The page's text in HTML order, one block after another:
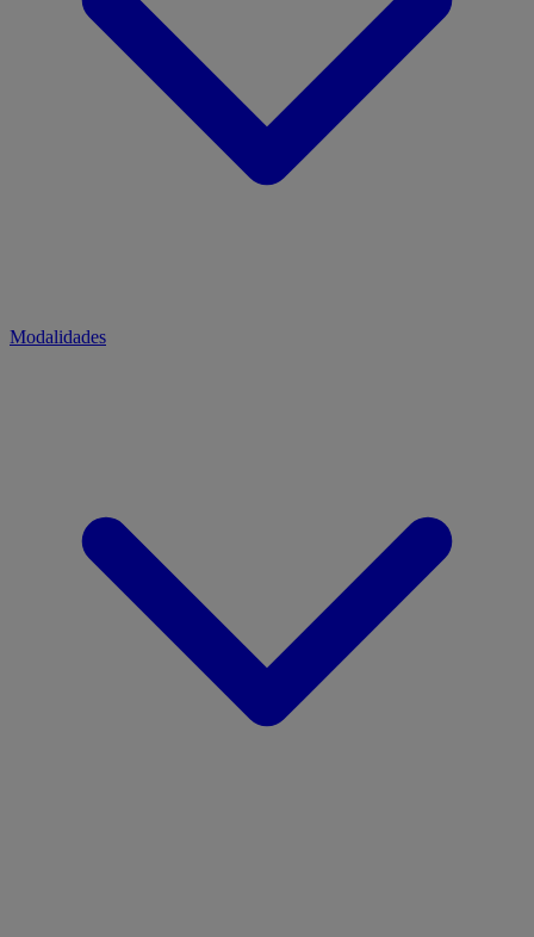
Modalidades